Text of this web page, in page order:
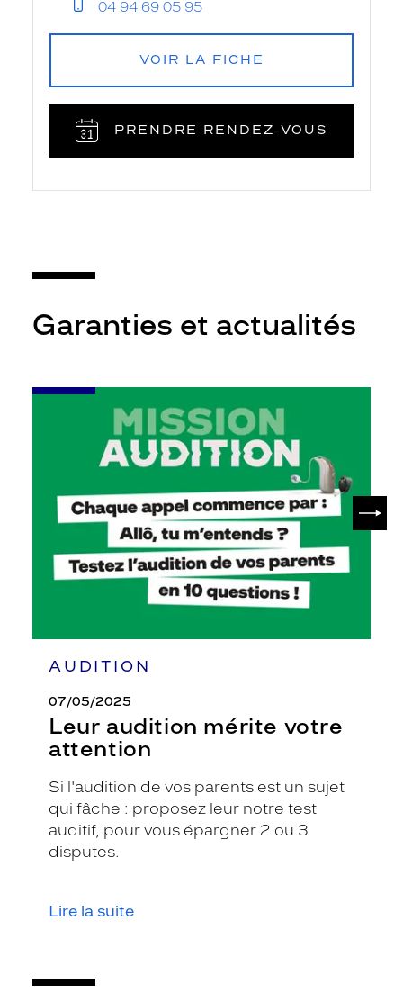
04 94 69 05 95
VOIR LA FICHE
PRENDRE RENDEZ‑VOUS
Garanties et actualités
AUDITION
07/05/2025
Leur audition mérite votre
attention
Si l'audition de vos parents est un sujet
qui fâche : proposez leur notre test
auditif, pour vous épargner 2 ou 3
disputes.
Lire la suite
-